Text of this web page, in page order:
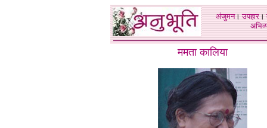
अंजुमन।उपहार।
ममता कालिया